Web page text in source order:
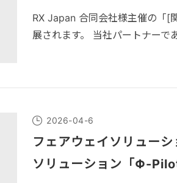
RX Japan 合同会社様主催の「[
展されます。 当社パートナーで
2026-04-6
フェアウェイソリュー
ソリューション「Φ-